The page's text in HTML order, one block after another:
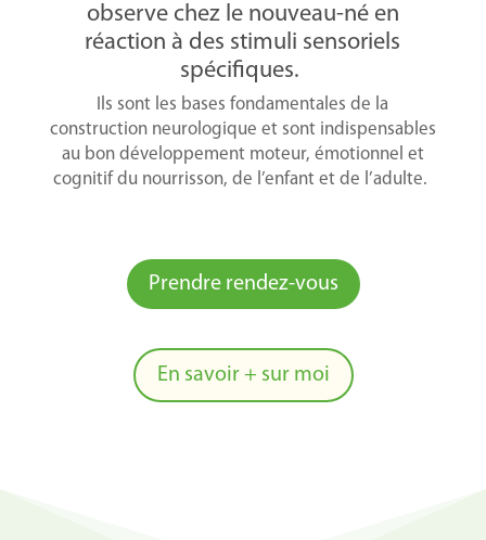
observe chez le nouveau-né en
réaction à des stimuli sensoriels
spécifiques.
Ils sont les bases fondamentales de la
construction neurologique et sont indispensables
au bon développement moteur, émotionnel et
cognitif du nourrisson, de l’enfant et de l’adulte.
Prendre rendez-vous
En savoir + sur moi